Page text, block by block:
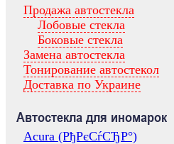
Продажа автостекла
Лобовые стекла
Боковые стекла
Замена автостекла
Тонирование автостекол
Доставка по Украине
Автостекла для иномарок
Acura (РђРєСѓСЂР°)